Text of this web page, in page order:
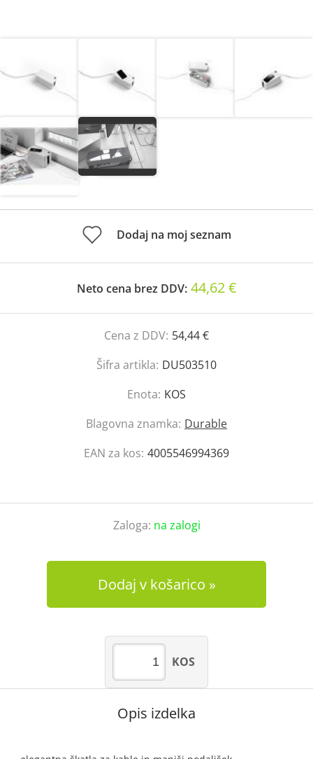
Dodaj na moj seznam
Neto cena brez DDV: 44,62 €
Cena z DDV: 54,44 €
Šifra artikla: DU503510
Enota: KOS
Blagovna znamka: Durable
EAN za kos: 4005546994369
Zaloga: na zalogi
Dodaj v košarico
KOS
Opis izdelka